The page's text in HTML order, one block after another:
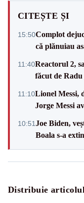
CITEȘTE ȘI
15:50Complot
că plănuiau
11:40Reactorul 2,
făcut de
11:10Lionel Messi,
Jorge Messi
10:51Joe Biden,
Boala s-a
Distribuie articolul